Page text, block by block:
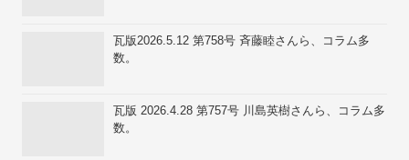
瓦版2026.5.12 第758号 斉藤睦さんら、コラム多
数。
瓦版 2026.4.28 第757号 川島英樹さんら、コラム多
数。